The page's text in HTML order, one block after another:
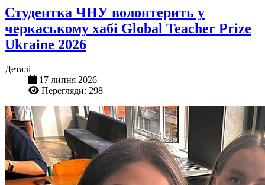
Студентка ЧНУ волонтерить у
черкаському хабі Global Teacher Prize
Ukraine 2026
Деталі
17 липня 2026
Перегляди: 298